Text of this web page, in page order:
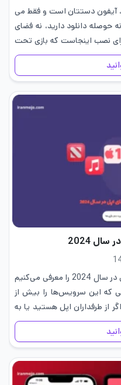
آیفون دستتان است و فقط می
اما نه حوصله دانلود دارید، نه فضای
نصب اینجاست که بازی تحت
2024
در این مقاله، بهترین سرویس های اپل در سال 2024 را معرفی می‌کنیم
که این سرویس‌ها را بیش از
از طرفداران اپل هستید یا به